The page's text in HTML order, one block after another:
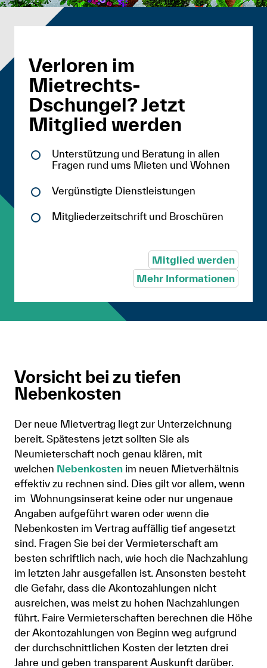
Verloren im
Mietrechts-
Dschungel? Jetzt
Mitglied werden
Unterstützung und Beratung in allen
Fragen rund ums Mieten und Wohnen
Vergünstigte Dienstleistungen
Mitgliederzeitschrift und Broschüren
Mitglied werden
Mehr Informationen
Vorsicht bei zu tiefen
Nebenkosten
Der neue Mietvertrag liegt zur Unterzeichnung
bereit. Spätestens jetzt sollten Sie als
Neumieterschaft noch genau klären, mit
welchen Nebenkosten im neuen Mietverhältnis
effektiv zu rechnen sind. Dies gilt vor allem, wenn
im Wohnungsinserat keine oder nur ungenaue
Angaben aufgeführt waren oder wenn die
Nebenkosten im Vertrag auffällig tief angesetzt
sind. Fragen Sie bei der Vermieterschaft am
besten schriftlich nach, wie hoch die Nachzahlung
im letzten Jahr ausgefallen ist. Ansonsten besteht
die Gefahr, dass die Akontozahlungen nicht
ausreichen, was meist zu hohen Nachzahlungen
führt. Faire Vermieterschaften berechnen die Höhe
der Akontozahlungen von Beginn weg aufgrund
der durchschnittlichen Kosten der letzten drei
Jahre und geben transparent Auskunft darüber.